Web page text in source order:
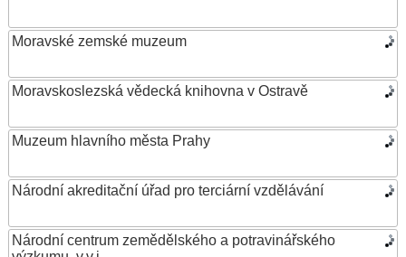
Moravské zemské muzeum
Moravskoslezská vědecká knihovna v Ostravě
Muzeum hlavního města Prahy
Národní akreditační úřad pro terciární vzdělávání
Národní centrum zemědělského a potravinářského